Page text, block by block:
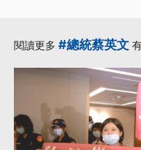
閱讀更多 #總統蔡英文